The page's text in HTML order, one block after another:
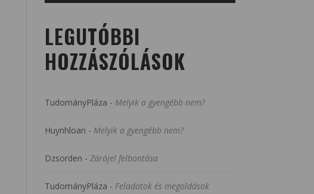
LEGUTÓBBI
HOZZÁSZÓLÁSOK
TudományPláza - Melyik a gyengébb nem?
Huynhloan - Melyik a gyengébb nem?
Dzsorden - Zárójel felbontása
TudományPláza - Feladatok és megoldások